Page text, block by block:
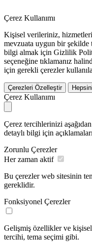
Çerez Kullanımı
Kişisel verileriniz,
mevzuata uygun bir
bilgi almak için Gizlilik
seçeneğine tıklamanız
için gerekli çerezler
Çerezleri Özelleştir
Çerez Kullanımı
Çerez tercihlerinizi
detaylı bilgi için
Zorunlu Çerezler
Her zaman aktif
Bu çerezler web sitesinin
gereklidir.
Fonksiyonel Çerezler
Gelişmiş özellikler ve
tercihi, tema seçimi gibi.